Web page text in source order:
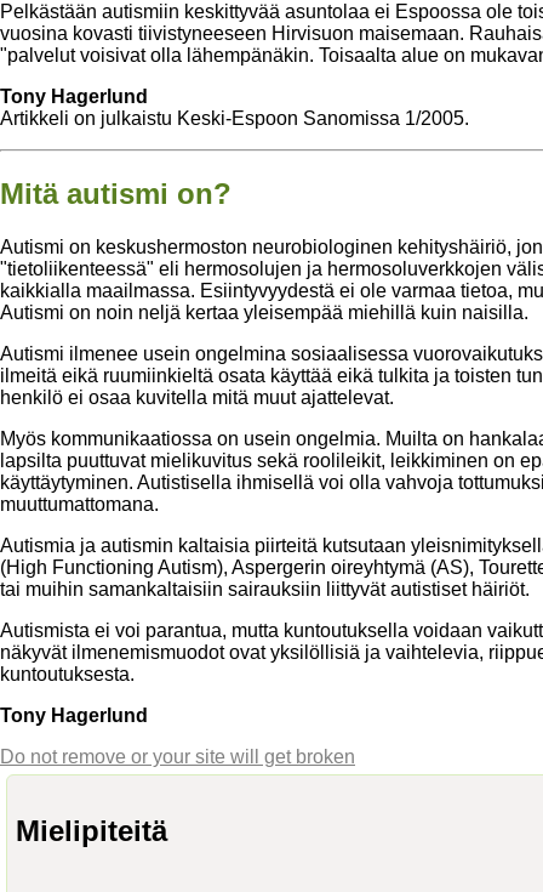
Pelkästään autismiin keskittyvää asuntolaa ei Espoossa ole
vuosina kovasti tiivistyneeseen Hirvisuon maisemaan.
"palvelut voisivat olla lähempänäkin. Toisaalta alue on
Tony Hagerlund
Artikkeli on julkaistu Keski-Espoon Sanomissa 1/2005.
Mitä autismi on?
Autismi on keskushermoston neurobiologinen kehityshäiriö,
"tietoliikenteessä" eli hermosolujen ja hermosoluverkkojen
kaikkialla maailmassa. Esiintyvyydestä ei ole varmaa tietoa,
Autismi on noin neljä kertaa yleisempää miehillä kuin naisilla.
Autismi ilmenee usein ongelmina sosiaalisessa
ilmeitä eikä ruumiinkieltä osata käyttää eikä tulkita ja toisten
henkilö ei osaa kuvitella mitä muut ajattelevat.
Myös kommunikaatiossa on usein ongelmia. Muilta on
lapsilta puuttuvat mielikuvitus sekä roolileikit, leikkiminen on
käyttäytyminen. Autistisella ihmisellä voi olla vahvoja
muuttumattomana.
Autismia ja autismin kaltaisia piirteitä kutsutaan
(High Functioning Autism), Aspergerin oireyhtymä (AS),
tai muihin samankaltaisiin sairauksiin liittyvät autistiset häiriöt.
Autismista ei voi parantua, mutta kuntoutuksella voidaan
näkyvät ilmenemismuodot ovat yksilöllisiä ja vaihtelevia,
kuntoutuksesta.
Tony Hagerlund
Do not remove or your site will get broken
Mielipiteitä